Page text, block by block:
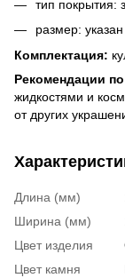
тип покрытия:
размер:
Комплектация:
Рекомендации
жидкостями и
от других
Длина (мм)
Ширина (мм)
Цвет изделия
Цвет камня